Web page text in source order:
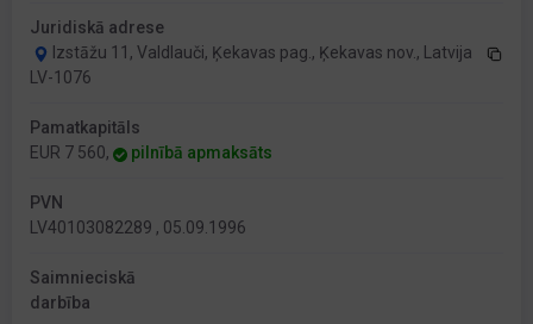
Juridiskā adrese
Izstāžu 11, Valdlauči, Ķekavas pag., Ķekavas nov., Latvija
LV-1076
Pamatkapitāls
EUR 7 560,
pilnībā apmaksāts
PVN
LV40103082289 , 05.09.1996
Saimnieciskā
darbība